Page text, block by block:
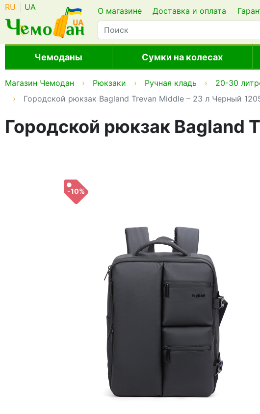
RU UA О магазине Доставка и оплата
Чемоданы Сумки на колесах
Магазин Чемодан Рюкзаки Ручная кладь 20-30
Городской рюкзак Bagland Trevan Middle – 23 л Черный
Городской рюкзак Bagland
-10%